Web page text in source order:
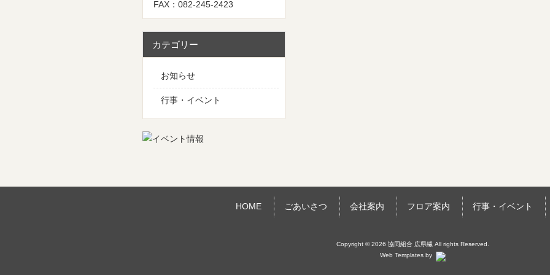
FAX：082-245-2423
カテゴリー
お知らせ
行事・イベント
HOME ごあいさつ 会社案内 フロア案内 行事・イベント
Copyright © 2026 協同組合 広県繊 All rights Reserved.
Web Templates by